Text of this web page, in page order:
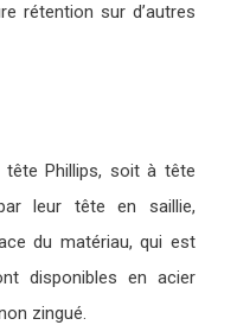
rétention sur d’autres
Phillips, soit à tête
leur tête en saillie,
du matériau, qui est
disponibles en acier
zingué.